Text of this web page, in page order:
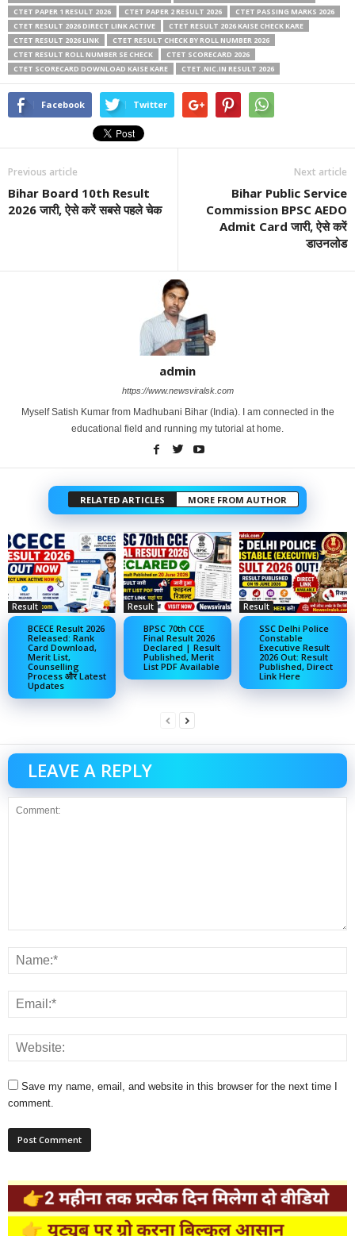
CTET PAPER 1 RESULT 2026
CTET PAPER 2 RESULT 2026
CTET PASSING MARKS 2026
CTET RESULT 2026 DIRECT LINK ACTIVE
CTET RESULT 2026 KAISE CHECK KARE
CTET RESULT 2026 LINK
CTET RESULT CHECK BY ROLL NUMBER 2026
CTET RESULT ROLL NUMBER SE CHECK
CTET SCORECARD 2026
CTET SCORECARD DOWNLOAD KAISE KARE
CTET.NIC.IN RESULT 2026
Facebook Twitter
Previous article
Bihar Board 10th Result
2026 जारी, ऐसे करें सबसे पहले चेक
Next article
Bihar Public Service
Commission BPSC AEDO
Admit Card जारी, ऐसे करें
डाउनलोड
admin
https://www.newsviralsk.com
Myself Satish Kumar from Madhubani Bihar (India). I am connected in the
educational field and running my tutorial at home.
RELATED ARTICLES MORE FROM AUTHOR
Result
BCECE Result 2026
Released: Rank
Card Download,
Merit List,
Counselling
Process और Latest
Updates
Result
BPSC 70th CCE
Final Result 2026
Declared | Result
Published, Merit
List PDF Available
Result
SSC Delhi Police
Constable
Executive Result
2026 Out: Result
Published, Direct
Link Here
LEAVE A REPLY
Save my name, email, and website in this browser for the next time I
comment.